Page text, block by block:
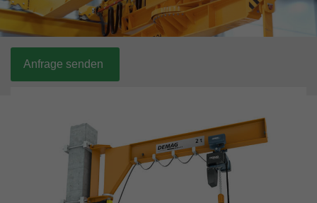
Anfrage senden